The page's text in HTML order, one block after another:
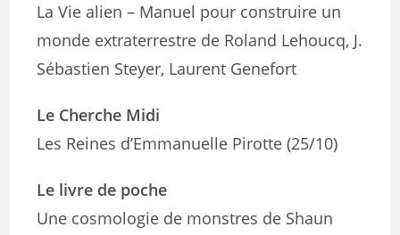
La Vie alien – Manuel pour construire un
monde extraterrestre de Roland Lehoucq, J.
Sébastien Steyer, Laurent Genefort
Le Cherche Midi
Les Reines d’Emmanuelle Pirotte (25/10)
Le livre de poche
Une cosmologie de monstres de Shaun